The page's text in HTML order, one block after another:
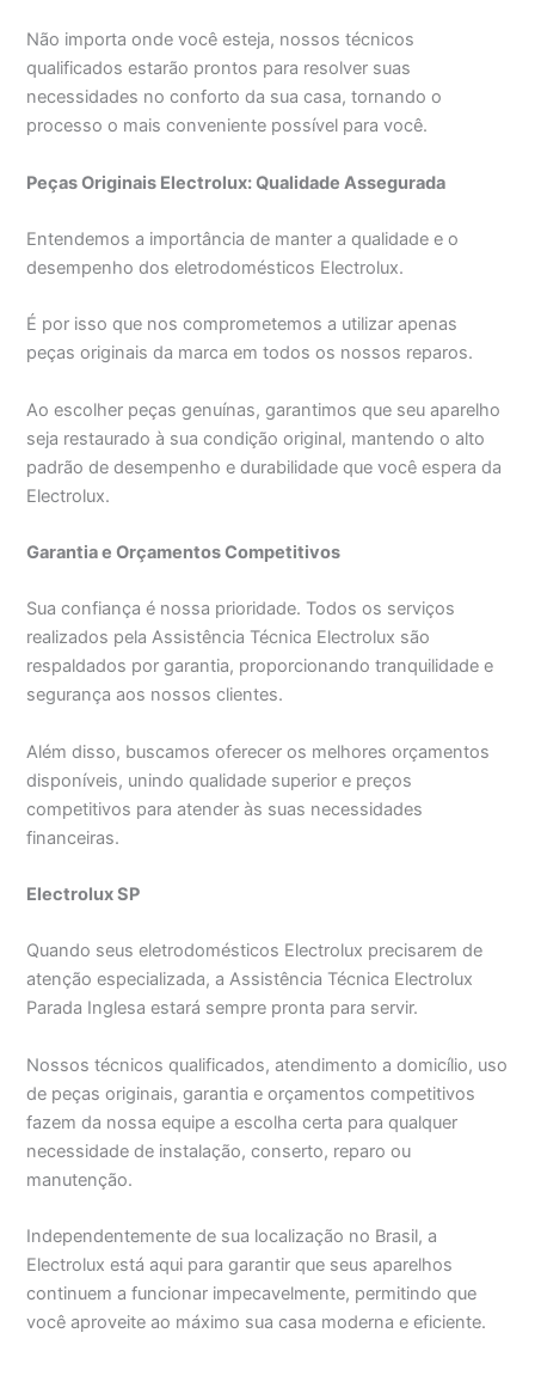
Não importa onde você esteja, nossos técnicos
qualificados estarão prontos para resolver suas
necessidades no conforto da sua casa, tornando o
processo o mais conveniente possível para você.
Peças Originais Electrolux: Qualidade Assegurada
Entendemos a importância de manter a qualidade e o
desempenho dos eletrodomésticos Electrolux.
É por isso que nos comprometemos a utilizar apenas
peças originais da marca em todos os nossos reparos.
Ao escolher peças genuínas, garantimos que seu aparelho
seja restaurado à sua condição original, mantendo o alto
padrão de desempenho e durabilidade que você espera da
Electrolux.
Garantia e Orçamentos Competitivos
Sua confiança é nossa prioridade. Todos os serviços
realizados pela Assistência Técnica Electrolux são
respaldados por garantia, proporcionando tranquilidade e
segurança aos nossos clientes.
Além disso, buscamos oferecer os melhores orçamentos
disponíveis, unindo qualidade superior e preços
competitivos para atender às suas necessidades
financeiras.
Electrolux SP
Quando seus eletrodomésticos Electrolux precisarem de
atenção especializada, a Assistência Técnica Electrolux
Parada Inglesa estará sempre pronta para servir.
Nossos técnicos qualificados, atendimento a domicílio, uso
de peças originais, garantia e orçamentos competitivos
fazem da nossa equipe a escolha certa para qualquer
necessidade de instalação, conserto, reparo ou
manutenção.
Independentemente de sua localização no Brasil, a
Electrolux está aqui para garantir que seus aparelhos
continuem a funcionar impecavelmente, permitindo que
você aproveite ao máximo sua casa moderna e eficiente.